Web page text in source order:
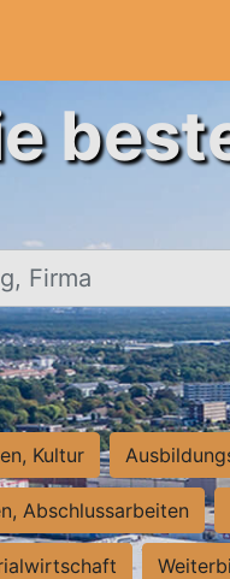
Kultur
Abschlussarbeiten